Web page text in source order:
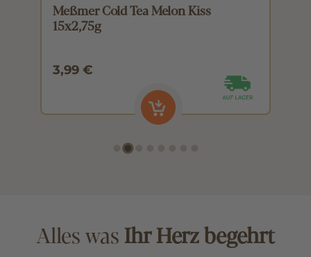
Meßmer Cold Tea Melon Kiss
15x2,75g
3,99 €
Alles wasIhr Herz begehrt